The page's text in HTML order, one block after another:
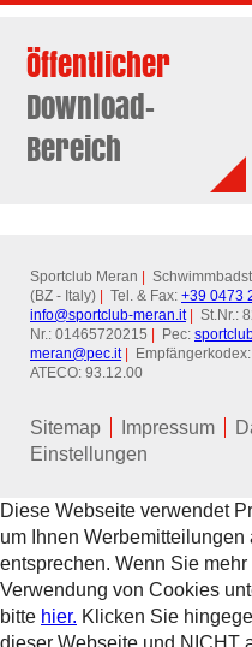
Öffentlicher
Download-
Bereich
Sportclub Meran
(BZ - Italy)
Tel. & Fax: +39 0473
info@sportclub-meran.it St.Nr.:
Nr.: 01465720215
Pec:
meran@pec.it
ATECO: 93.12.00
Sitemap Impressum
Einstellungen
Diese Webseite verwendet
um Ihnen
entsprechen. Wenn Sie
Verwendung von Cookies
bitte hier. Klicken Sie